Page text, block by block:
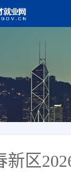
新区